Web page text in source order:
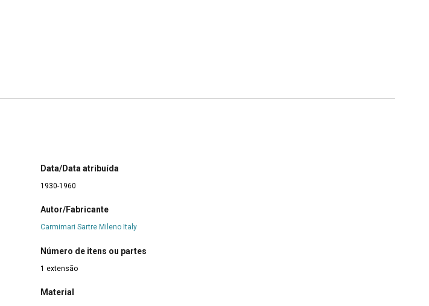
Data/Data atribuída
1930-1960
Autor/Fabricante
Carmimari Sartre Mileno Italy
Número de itens ou partes
1 extensão
Material